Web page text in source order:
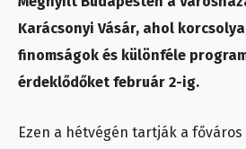
Karácsonyi Vásár, ahol
finomságok és különféle
érdeklődőket február 2-ig.
Ezen a hétvégén tartják a főváros